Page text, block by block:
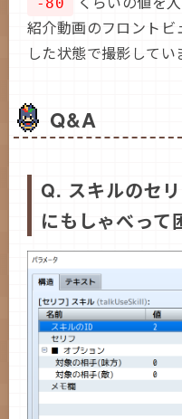
-80
紹介動画のフロントビ
した状態で撮影してい
Q&A
Q. スキルのセ
にもしゃべっ